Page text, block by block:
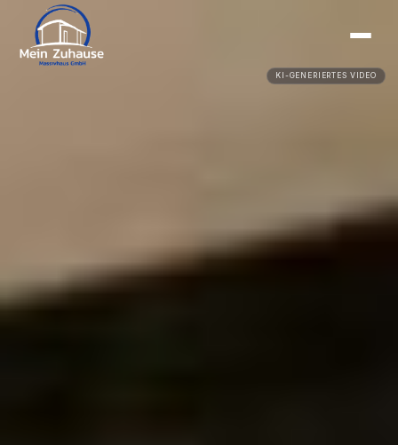
KI-GENERIERTES VIDEO